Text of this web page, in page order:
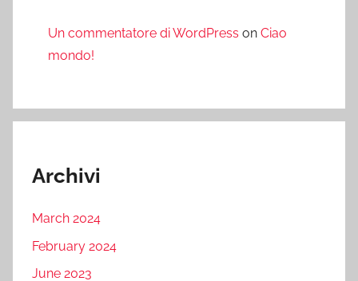
Un commentatore di WordPress on Ciao
mondo!
Archivi
March 2024
February 2024
June 2023